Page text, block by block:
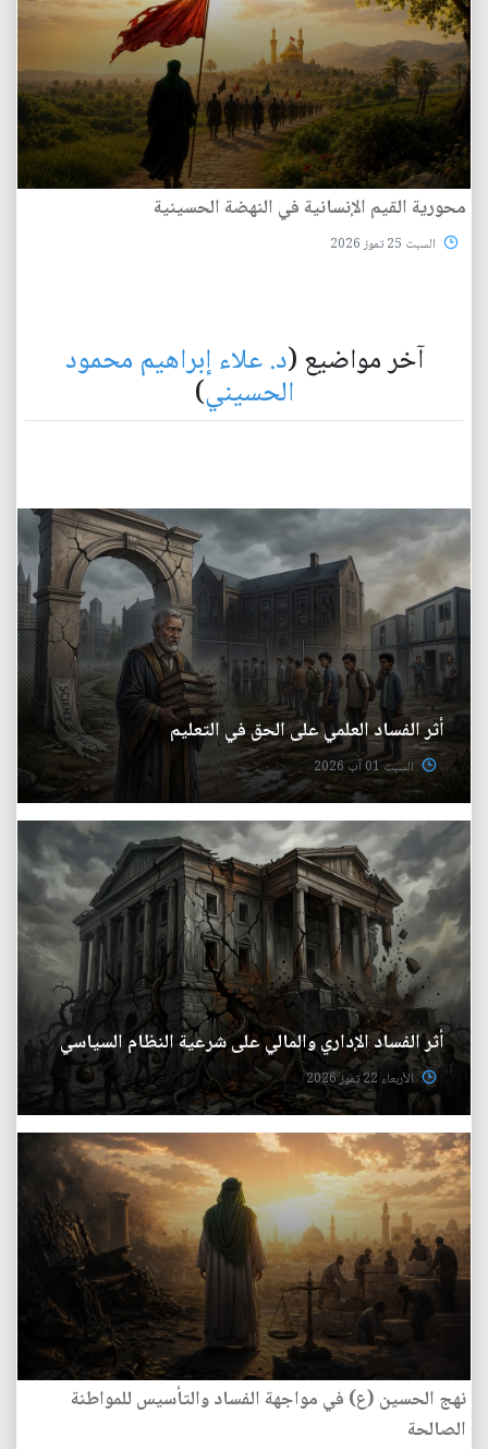
محورية القيم الإنسانية في النهضة الحسينية
السبت 25 تموز 2026
آخر مواضيع (د. علاء إبراهيم محمود
الحسيني)
أثر الفساد العلمي على الحق في التعليم
السبت 01 آب 2026
أثر الفساد الإداري والمالي على شرعية النظام السياسي
الأربعاء 22 تموز 2026
نهج الحسين (ع) في مواجهة الفساد والتأسيس للمواطنة
الصالحة